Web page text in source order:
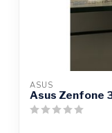
ASUS
Asus Zenfone